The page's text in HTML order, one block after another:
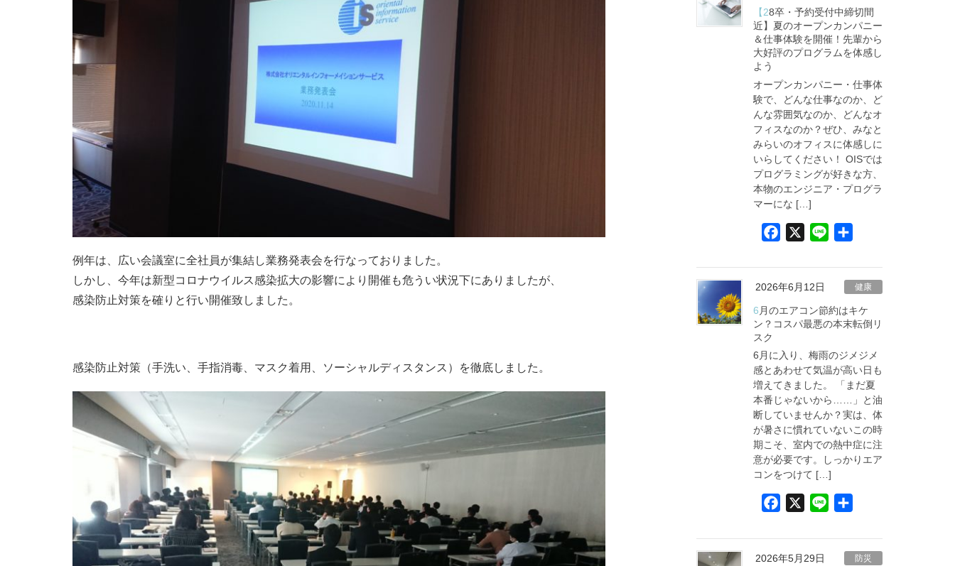
例年は、広い会議室に全社員が集結し業務発表会を行なっておりました。
しかし、今年は新型コロナウイルス感染拡大の影響により開催も危うい状況下にありましたが、
感染防止対策を確りと行い開催致しました。
感染防止対策（手洗い、手指消毒、マスク着用、ソーシャルディスタンス）を徹底しました。
b
o
o
【28卒・予約受付中締切間
近】夏のオープンカンパニー
＆仕事体験を開催！先輩から
大好評のプログラムを体感し
よう
オープンカンパニー・仕事体
験で、どんな仕事なのか、ど
んな雰囲気なのか、どんなオ
フィスなのか？ぜひ、みなと
みらいのオフィスに体感しに
いらしてください！ OISでは
プログラミングが好きな方、
本物のエンジニア・プログラ
マーにな […]
c
e
b
o
k
n
2026年6月12日 健康
6月のエアコン節約はキケ
ン？コスパ最悪の本末転倒リ
スク
6月に入り、梅雨のジメジメ
感とあわせて気温が高い日も
増えてきました。 「まだ夏
本番じゃないから……」と油
断していませんか？実は、体
が暑さに慣れていないこの時
期こそ、室内での熱中症に注
意が必要です。しっかりエア
コンをつけて […]
c
e
n
2026年5月29日 防災